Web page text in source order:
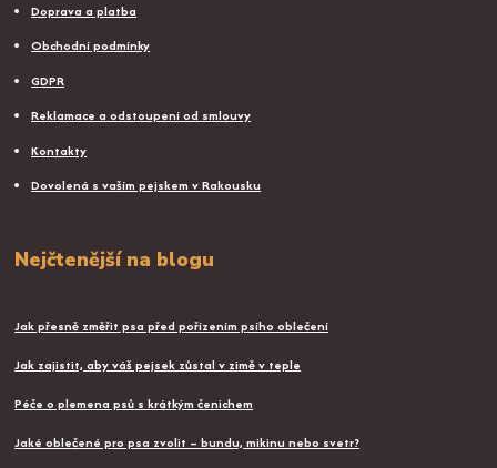
Doprava a platba
Obchodní podmínky
GDPR
Reklamace a odstoupení od smlouvy
Kontakty
Dovolená s vaším pejskem v Rakousku
Nejčtenější na blogu
Jak přesně změřit psa před pořízením psího oblečení
Jak zajistit, aby váš pejsek zůstal v zimě v teple
Péče o plemena psů s krátkým čenichem
Jaké oblečené pro psa zvolit – bundu, mikinu nebo svetr?